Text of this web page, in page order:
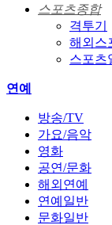
스포츠종합
격투기
해외스
스포츠
연예
방송/TV
가요/음악
영화
공연/문화
해외연예
연예일반
문화일반